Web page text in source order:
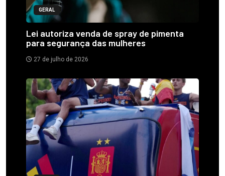
GERAL
Lei autoriza venda de spray de pimenta
para segurança das mulheres
27 de julho de 2026